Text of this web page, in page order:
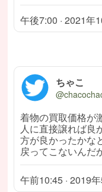
午後7:00 · 2021年
ちゃこ
着物の買取価格が
人に直接譲れば良
方が良かったかな
戻ってこないんだ
午前10:45 · 2019